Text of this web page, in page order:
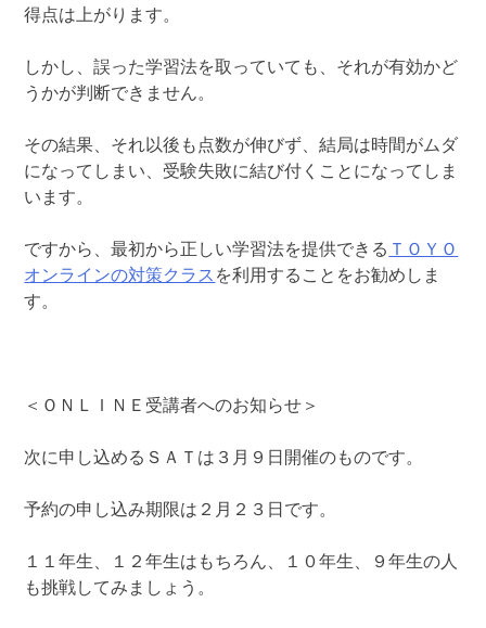
得点は上がります。
しかし、誤った学習法を取っていても、それが有効かど
うかが判断できません。
その結果、それ以後も点数が伸びず、結局は時間がムダ
になってしまい、受験失敗に結び付くことになってしま
います。
ですから、最初から正しい学習法を提供できる ＴＯＹＯ
オンラインの対策クラス を利用することをお勧めしま
す。
＜ＯＮＬＩＮＥ受講者へのお知らせ＞
次に申し込めるＳＡＴは３月９日開催のものです。
予約の申し込み期限は２月２３日です。
１１年生、１２年生はもちろん、１０年生、９年生の人
も挑戦してみましょう。